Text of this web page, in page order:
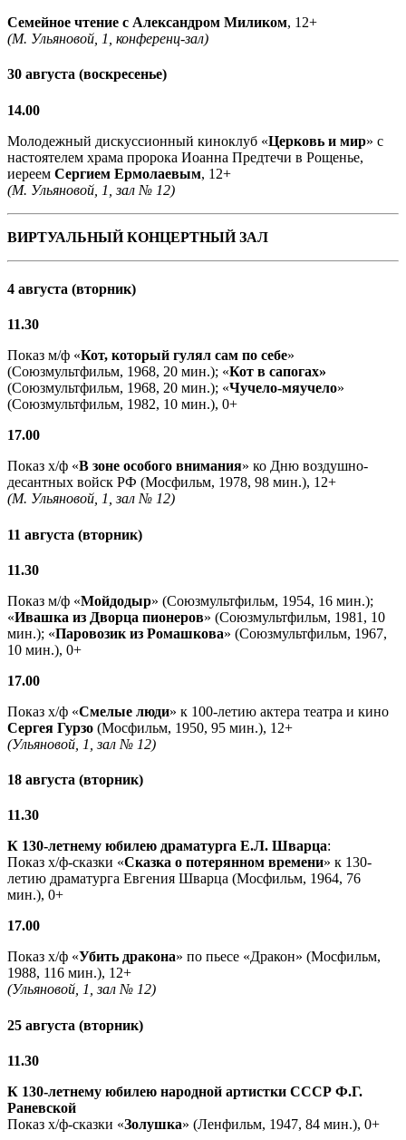
Семейное чтение с Александром Миликом, 12+
(М. Ульяновой, 1, конференц-зал)
30 августа (воскресенье)
14.00
Молодежный дискуссионный киноклуб «Церковь и мир» с
настоятелем храма пророка Иоанна Предтечи в Рощенье,
иереем Сергием Ермолаевым, 12+
(М. Ульяновой, 1, зал № 12)
ВИРТУАЛЬНЫЙ КОНЦЕРТНЫЙ ЗАЛ
4 августа (вторник)
11.30
Показ м/ф «Кот, который гулял сам по себе»
(Союзмультфильм, 1968, 20 мин.); «Кот в сапогах»
(Союзмультфильм, 1968, 20 мин.); «Чучело-мяучело»
(Союзмультфильм, 1982, 10 мин.), 0+
17.00
Показ х/ф «В зоне особого внимания» ко Дню воздушно-
десантных войск РФ (Мосфильм, 1978, 98 мин.), 12+
(М. Ульяновой, 1, зал № 12)
11 августа (вторник)
11.30
Показ м/ф «Мойдодыр» (Союзмультфильм, 1954, 16 мин.);
«Ивашка из Дворца пионеров» (Союзмультфильм, 1981, 10
мин.); «Паровозик из Ромашкова» (Союзмультфильм, 1967,
10 мин.), 0+
17.00
Показ х/ф «Смелые люди» к 100-летию актера театра и кино
Сергея Гурзо (Мосфильм, 1950, 95 мин.), 12+
(Ульяновой, 1, зал № 12)
18 августа (вторник)
11.30
К 130-летнему юбилею драматурга Е.Л. Шварца:
Показ х/ф-сказки «Сказка о потерянном времени» к 130-
летию драматурга Евгения Шварца (Мосфильм, 1964, 76
мин.), 0+
17.00
Показ х/ф «Убить дракона» по пьесе «Дракон» (Мосфильм,
1988, 116 мин.), 12+
(Ульяновой, 1, зал № 12)
25 августа (вторник)
11.30
К 130-летнему юбилею народной артистки СССР Ф.Г.
Раневской
Показ х/ф-сказки «Золушка» (Ленфильм, 1947, 84 мин.), 0+